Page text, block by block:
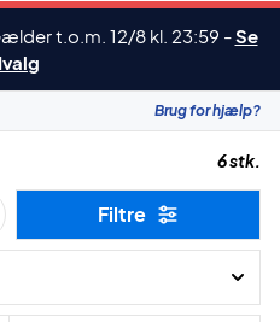
t.o.m. 12/8 kl. 23:59 -Se
Brug for hjælp?
6 stk.
Filtre